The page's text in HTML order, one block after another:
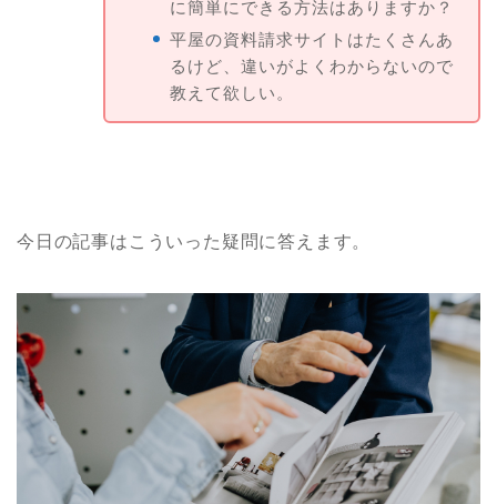
に簡単にできる方法はありますか？
平屋の資料請求サイトはたくさんあ
るけど、違いがよくわからないので
教えて欲しい。
今日の記事はこういった疑問に答えます。